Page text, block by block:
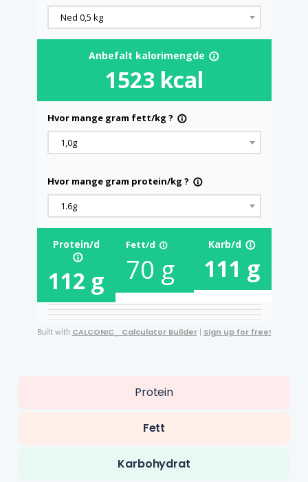
Anbefalt kalorimengde info_outline
1523 kcal
Hvor mange gram protein/kg ? info_outline
1.6g
Hvor mange gram fett/kg ? info_outline
1,0g
Protein/d
info_outline
112 g
Fett/d info_outline
70 g
Karb/d info_outline
111 g
Ned 0,5 kg
Built with CALCONIC_ Calculator Builder| Sign up for free!
Protein
Fett
Karbohydrat